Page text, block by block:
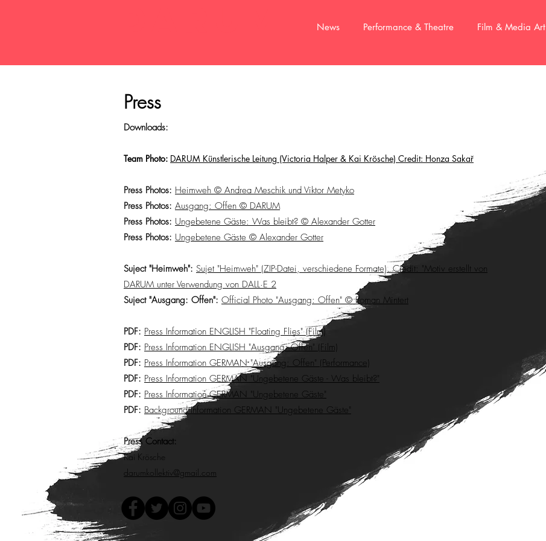
News Performance & Theatre Film & Media Art
Press
Downloads:
Team Photo: DARUM Künstlerische Leitung (Victoria Halper & Kai Krösche) Credit: Honza Sakař
Press Photos: Heimweh © Andrea Meschik und Viktor Metyko
Press Photos: Ausgang: Offen © DARUM
Press Photos: Ungebetene Gäste: Was bleibt? © Alexander Gotter
Press Photos: Ungebetene Gäste © Alexander Gotter
Suject "Heimweh": Sujet "Heimweh" (ZIP-Datei, verschiedene Formate). Credit: "Motiv erstellt von
DARUM unter Verwendung von DALL·E 2
Suject "Ausgang: Offen": Official Photo "Ausgang: Offen" © Roman Mintert
PDF: Press Information ENGLISH "Floating Flies" (Film)
PDF: Press Information ENGLISH "Ausgang: Offen" (Film)
PDF: Press Information GERMAN "Ausgang: Offen" (Performance)
PDF: Press Information GERMAN "Ungebetene Gäste - Was bleibt?"
PDF: Press InformationGERMAN "Ungebetene Gäste"
PDF: Background Information GERMAN "Ungebetene Gäste"
Press Contact:
Kai Krösche
darumkollektiv@gmail.com